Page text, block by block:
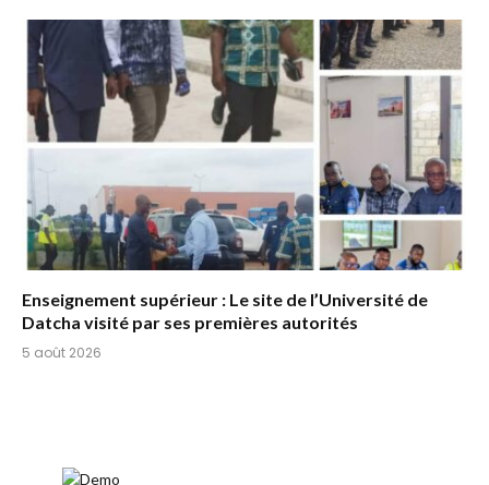
Enseignement supérieur : Le site de l’Université de
Datcha visité par ses premières autorités
5 août 2026